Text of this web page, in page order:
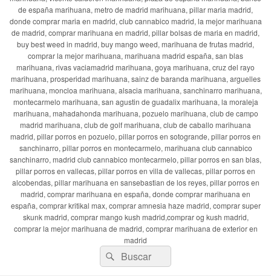
de españa marihuana, metro de madrid marihuana, pillar maria madrid,
donde comprar maria en madrid, club cannabico madrid, la mejor marihuana
de madrid, comprar marihuana en madrid, pillar bolsas de maria en madrid,
buy best weed in madrid, buy mango weed, marihuana de frutas madrid,
comprar la mejor marihuana, marihuana madrid españa, san blas
marihuana, rivas vaciamadrid marihuana, goya marihuana, cruz del rayo
marihuana, prosperidad marihuana, sainz de baranda marihuana, arguelles
marihuana, moncloa marihuana, alsacia marihuana, sanchinarro marihuana,
montecarmelo marihuana, san agustin de guadalix marihuana, la moraleja
marihuana, mahadahonda marihuana, pozuelo marihuana, club de campo
madrid marihuana, club de golf marihuana, club de caballo marihuana
madrid, pillar porros en pozuelo, pillar porros en sotogrande, pillar porros en
sanchinarro, pillar porros en montecarmelo, marihuana club cannabico
sanchinarro, madrid club cannabico montecarmelo, pillar porros en san blas,
pillar porros en vallecas, pillar porros en villa de vallecas, pillar porros en
alcobendas, pillar marihuana en sansebastian de los reyes, pillar porros en
madrid, comprar marihuana en españa, donde comprar marihuana en
españa, comprar kritikal max, comprar amnesia haze madrid, comprar super
skunk madrid, comprar mango kush madrid,comprar og kush madrid,
comprar la mejor marihuana de madrid, comprar marihuana de exterior en
madrid
Buscar
por:
Buscar